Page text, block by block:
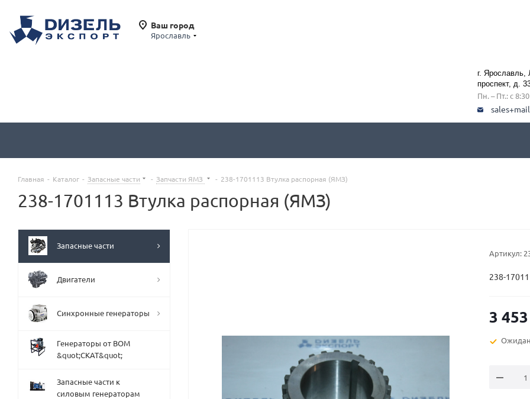
Ваш город
Ярославль
г. Ярославль,
проспект, д.
Пн. – Пт.: с
Главная - Каталог - Запасные части - Запчасти ЯМЗ - 238-1701113 Втулка распорная (ЯМЗ)
238-1701113 Втулка распорная (ЯМЗ)
Артикул:
238-
3 453
Запасные части
Двигатели
Синхронные генераторы
Генераторы от ВОМ
&quot;СКАТ&quot;
Запасные части к
силовым генераторам